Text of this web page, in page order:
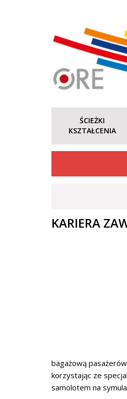
ŚCIEŻKI
KSZTAŁCENIA
KARIERA
bagażową
korzystając ze
samolotem na